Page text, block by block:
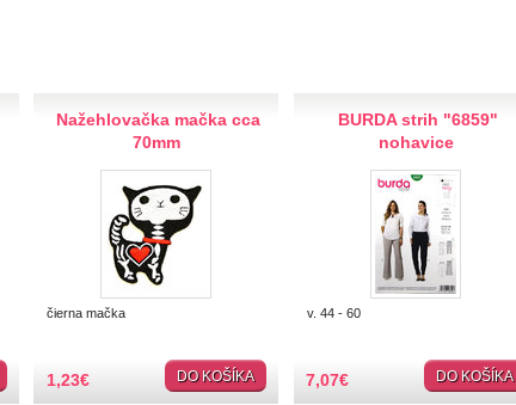
Nažehlovačka mačka cca
70mm
čierna mačka
1,23€ DO KOŠÍKA
BURDA strih "6859"
nohavice
v. 44 - 60
7,07€ DO KOŠÍKA